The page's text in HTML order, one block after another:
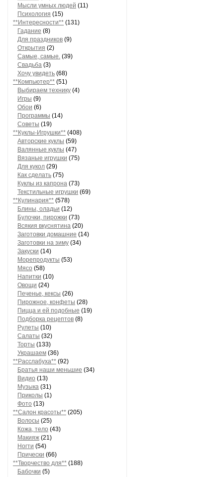
Мысли умных людей (11)
Психология (15)
**Интересности** (131)
Гадание (8)
Для праздников (9)
Открытия (2)
Самые, самые. (39)
Свадьба (3)
Хочу увидеть (68)
**Компьютер** (51)
Выбираем технику (4)
Игры (9)
Обои (6)
Программы (14)
Советы (19)
**Куклы-Игрушки** (408)
Авторские куклы (59)
Валянные куклы (47)
Вязаные игрушки (75)
Для кукол (29)
Как сделать (75)
Куклы из капрона (73)
Текстильные игрушки (69)
**Кулинария** (578)
Блины, оладьи (12)
Булочки, пирожки (73)
Всякия вкуснятина (20)
Заготовки домашние (14)
Заготовки на зиму (34)
Закуски (14)
Морепродукты (53)
Мясо (58)
Напитки (10)
Овощи (24)
Печенье, кексы (26)
Пирожное, конфеты (28)
Пицца и ей подобные (19)
Подборка рецептов (8)
Рулеты (10)
Салаты (32)
Торты (133)
Украшаем (36)
**Расслабуха** (92)
Братья наши меньшие (34)
Видио (13)
Музыка (31)
Приколы (1)
Фото (13)
**Салон красоты** (205)
Волосы (25)
Кожа, тело (43)
Макияж (21)
Ногти (54)
Прически (66)
**Творчество для** (188)
Бабочки (5)